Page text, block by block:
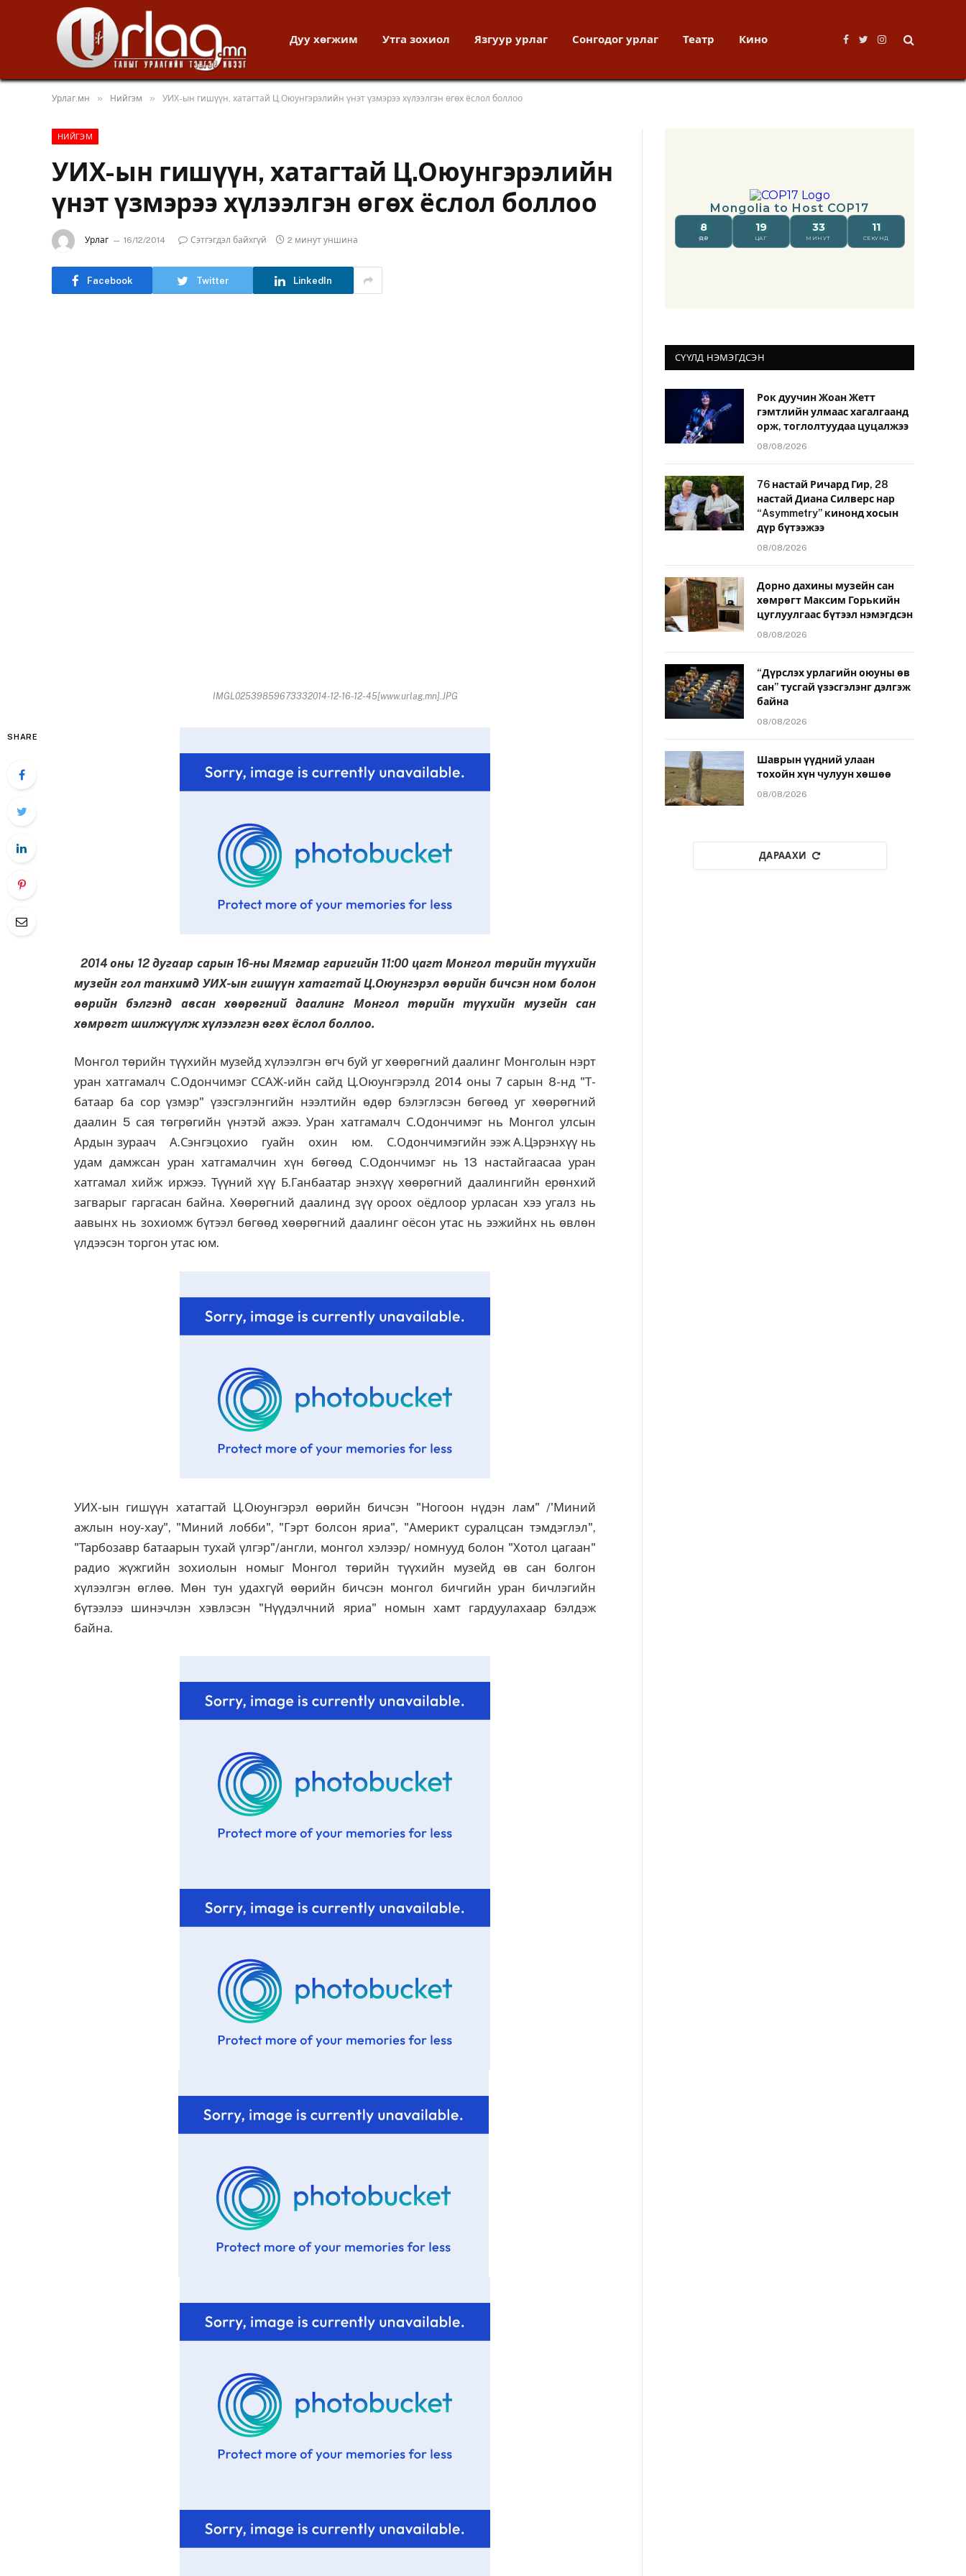
Дуу хөгжим Утга зохиол Язгуур урлаг Сонгодог урлаг Театр Кино
Facebook
TwitterInstagram
Урлаг.мн » Нийгэм » УИХ-ын гишүүн, хатагтай Ц.Оюунгэрэлийн үнэт үзмэрээ хүлээлгэн өгөх ёслол боллоо
НИЙГЭМ
УИХ-ын гишүүн, хатагтай Ц.Оюунгэрэлийн
үнэт үзмэрээ хүлээлгэн өгөх ёслол боллоо
Урлаг 16/12/2014 Сэтгэгдэл байхгүй 2 минут уншина
Facebook Twitter LinkedIn
IMGL02539859673332014-12-16-12-45[www.urlag.mn].JPG
SHARE
2014 оны 12 дугаар сарын 16-ны Мягмар гаригийн 11:00 цагт Монгол төрийн түүхийн
музейн гол танхимд УИХ-ын гишүүн хатагтай Ц.Оюунгэрэл өөрийн бичсэн ном болон
өөрийн бэлгэнд авсан хөөрөгний даалинг Монгол төрийн түүхийн музейн сан
хөмрөгт шилжүүлж хүлээлгэн өгөх ёслол боллоо.
Монгол төрийн түүхийн музейд хүлээлгэн өгч буй уг хөөрөгний даалинг Монголын нэрт
уран хатгамалч С.Одончимэг ССАЖ-ийн сайд Ц.Оюунгэрэлд 2014 оны 7 сарын 8-нд "Т-
батаар ба сор үзмэр" үзэсгэлэнгийн нээлтийн өдөр бэлэглэсэн бөгөөд уг хөөрөгний
даалин 5 сая төгрөгийн үнэтэй ажээ. Уран хатгамалч С.Одончимэг нь Монгол улсын
Ардын зураач А.Сэнгэцохио гуайн охин юм. С.Одончимэгийн ээж А.Цэрэнхүү нь
удам дамжсан уран хатгамалчин хүн бөгөөд С.Одончимэг нь 13 настайгаасаа уран
хатгамал хийж иржээ. Түүний хүү Б.Ганбаатар энэхүү хөөрөгний даалингийн ерөнхий
загварыг гаргасан байна. Хөөрөгний даалинд зүү ороох оёдлоор урласан хээ угалз нь
аавынх нь зохиомж бүтээл бөгөөд хөөрөгний даалинг оёсон утас нь ээжийнх нь өвлөн
үлдээсэн торгон утас юм.
УИХ-ын гишүүн хатагтай Ц.Оюунгэрэл өөрийн бичсэн "Ногоон нүдэн лам" /'Миний
ажлын ноу-хау", "Миний лобби", "Гэрт болсон яриа", "Америкт суралцсан тэмдэглэл",
"Тарбозавр батаарын тухай үлгэр"/англи, монгол хэлээр/ номнууд болон "Хотол цагаан"
радио жүжгийн зохиолын номыг Монгол төрийн түүхийн музейд өв сан болгон
хүлээлгэн өглөө. Мөн тун удахгүй өөрийн бичсэн монгол бичгийн уран бичлэгийн
бүтээлээ шинэчлэн хэвлэсэн "Нүүдэлчний яриа" номын хамт гардуулахаар бэлдэж
байна.
СҮҮЛД НЭМЭГДСЭН
Рок дуучин Жоан Жетт
гэмтлийн улмаас хагалгаанд
орж, тоглолтуудаа цуцалжээ
08/08/2026
76 настай Ричард Гир, 28
настай Диана Силверс нар
“Asymmetry” кинонд хосын
дүр бүтээжээ
08/08/2026
Дорно дахины музейн сан
хөмрөгт Максим Горькийн
цуглуулгаас бүтээл нэмэгдсэн
08/08/2026
“Дүрслэх урлагийн оюуны өв
сан” тусгай үзэсгэлэнг дэлгэж
байна
08/08/2026
Шаврын үүдний улаан
тохойн хүн чулуун хөшөө
08/08/2026
ДАРААХИ